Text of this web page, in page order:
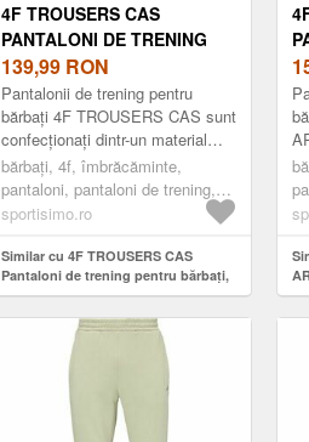
4F TROUSERS CAS
PANTALONI DE TRENING
PENTRU BĂRBAȚI, GRI,
MĂRIME
139,99 RON
Pantalonii de trening pentru
bărbați 4F TROUSERS CAS sunt
confecționați dintr-un material
mai gros, care oferă căldură pe
vreme rece, în timp ce in...
bărbați, 4f, îmbrăcăminte,
pantaloni, pantaloni de trening,
fashion, gri
sportisimo.ro
Similar cu 4F TROUSERS CAS
Pantaloni de trening pentru bărbați,
gri, mărime